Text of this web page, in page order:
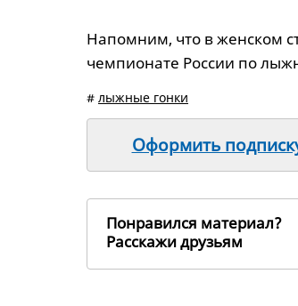
Напомним, что в женском
чемпионате России по
# лыжные гонки
Оформить
Понравился материал?
Расскажи друзьям